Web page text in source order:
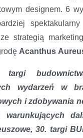
designem. 6
strategią
Acanthus
targi
wydarzeń w
i zdobywania
warunkujących
30. targi